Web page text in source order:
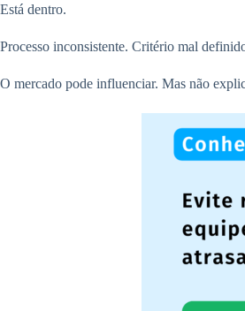
Está dentro.
Processo inconsistente. Critério mal
O mercado pode influenciar. Mas não